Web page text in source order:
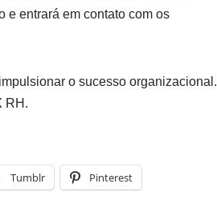
entrará em contato com os
o sucesso organizacional.
RH.
Tumblr Pinterest